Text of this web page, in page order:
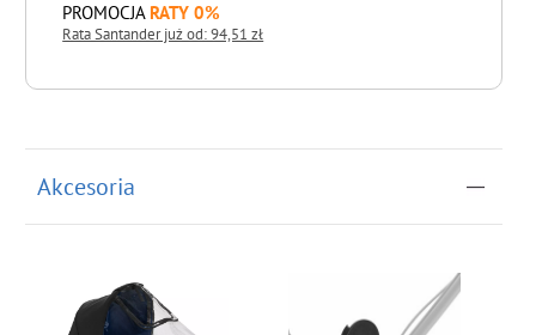
PROMOCJA RATY 0%
Rata Santander już od: 94,51 zł
Akcesoria